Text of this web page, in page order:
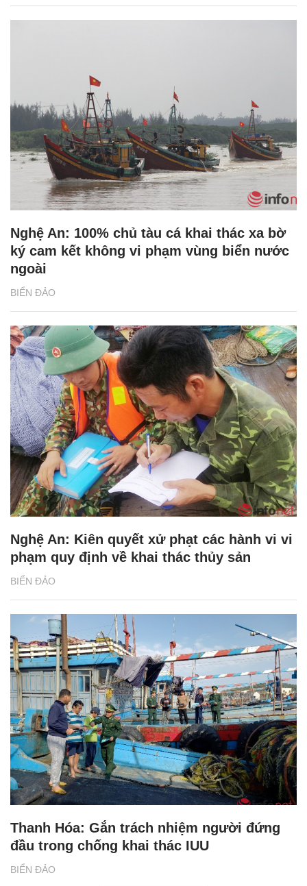
BIỂN ĐẢO
Nghệ An: 100% chủ tàu cá khai thác xa bờ
ký cam kết không vi phạm vùng biển nước
ngoài
BIỂN ĐẢO
Nghệ An: Kiên quyết xử phạt các hành vi vi
phạm quy định về khai thác thủy sản
BIỂN ĐẢO
Thanh Hóa: Gắn trách nhiệm người đứng
đầu trong chống khai thác IUU